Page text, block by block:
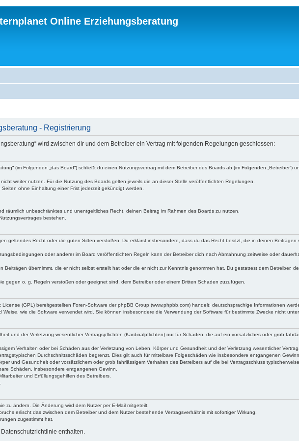
Online Erziehungsberatung
- Registrierung
wird zwischen dir und dem Betreiber ein Vertrag mit folgenden Regelungen geschlossen:
(im Folgenden „das Board“) schließt du einen Nutzungsvertrag mit dem Betreiber des Boards ab (im Folgenden „Betreiber“)
weiter nutzen. Für die Nutzung des Boards gelten jeweils die an dieser Stelle veröffentlichten Regelungen.
ohne Einhaltung einer Frist jederzeit gekündigt werden.
räumlich unbeschränktes und unentgeltliches Recht, deinen Beitrag im Rahmen des Boards zu nutzen.
bestehen.
geltendes Recht oder die guten Sitten verstoßen. Du erklärst insbesondere, dass du das Recht besitzt, die in deinen Beiträgen
oder anderer im Board veröffentlichten Regeln kann der Betreiber dich nach Abmahnung zeitweise oder
Beiträgen übernimmt, die er nicht selbst erstellt hat oder die er nicht zur Kenntnis genommen hat. Du gestattest dem Betreiber,
gegen o. g. Regeln verstoßen oder geeignet sind, dem Betreiber oder einem Dritten Schaden zuzufügen.
(GPL) bereitgestellten Foren-Software der phpBB Group (www.phpbb.com) handelt; deutschsprachige Informationen
wie die Software verwendet wird. Sie können insbesondere die Verwendung der Software für bestimmte Zwecke nicht
und der Verletzung wesentlicher Vertragspflichten (Kardinalpflichten) nur für Schäden, die auf ein vorsätzliches oder grob
Verhalten oder bei Schäden aus der Verletzung von Leben, Körper und Gesundheit und der Verletzung wesentlicher
Durchschnittsschäden begrenzt. Dies gilt auch für mittelbare Folgeschäden wie insbesondere entgangenen Gewinn.
und Gesundheit oder vorsätzlichem oder grob fahrlässigem Verhalten des Betreibers auf die bei Vertragsschluss
Schäden, insbesondere entgangenen Gewinn.
und Erfüllungsgehilfen des Betreibers.
zu ändern. Die Änderung wird dem Nutzer per E-Mail mitgeteilt.
erlischt das zwischen dem Betreiber und dem Nutzer bestehende Vertragsverhältnis mit sofortiger Wirkung.
zugestimmt hat.
enthalten.